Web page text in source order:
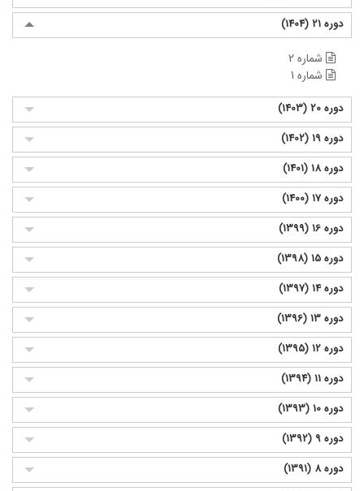
دوره 21 (1404)
شماره 2
شماره 1
دوره 20 (1403)
دوره 19 (1402)
دوره 18 (1401)
دوره 17 (1400)
دوره 16 (1399)
دوره 15 (1398)
دوره 14 (1397)
دوره 13 (1396)
دوره 12 (1395)
دوره 11 (1394)
دوره 10 (1393)
دوره 9 (1392)
دوره 8 (1391)